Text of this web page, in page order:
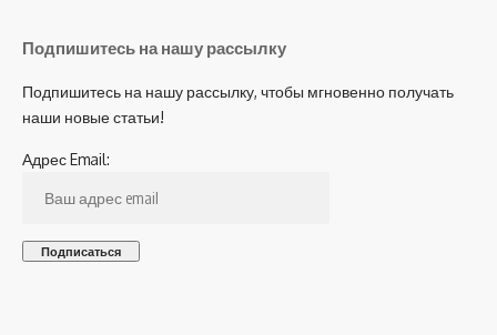
Подпишитесь на нашу рассылку
Подпишитесь на нашу рассылку, чтобы мгновенно получать
наши новые статьи!
Адрес Email: